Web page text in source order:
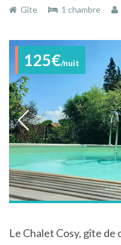
Gîte 1 chambre
125€/nuit